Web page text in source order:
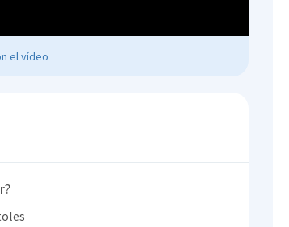
el vídeo